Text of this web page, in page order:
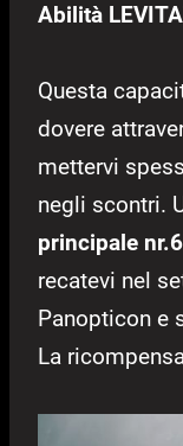
Abilità
Questa
dovere
mettervi
negli scontri.
principale
recatevi nel
Panopticon e
La